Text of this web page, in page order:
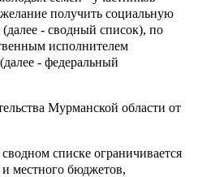
получить социальную
- сводный список), по
исполнителем
- федеральный
Мурманской области от
списке ограничивается
и местного бюджетов,